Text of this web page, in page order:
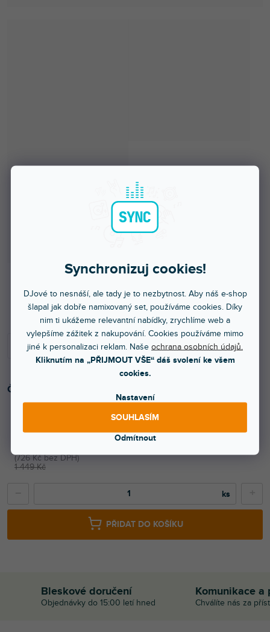
Synchronizuj cookies!
DJové to nesnáší, ale tady je to nezbytnost. Aby náš e-shop
šlapal jak dobře namixovaný set, používáme cookies. Díky
nim ti ukážeme relevantní nabídky, zrychlíme web a
vylepšíme zážitek z nakupování. Cookies používáme mimo
jiné k personalizaci reklam. Naše ochrana osobních údajů.
Kliknutím na „PŘIJMOUT VŠE“ dáš svolení ke všem
cookies.
Nastavení
Odmítnout
SOUHLASÍM
1 449 Kč
726 Kč bez DPH
Skladem na prodejně
PŘIDAT DO KOŠÍKU
Černý kryt Lycra 2 m pro věžový systém.
Bleskové doručení
Objednávky do 15:00 letí hned
Komunikace a
Chválíte nás za